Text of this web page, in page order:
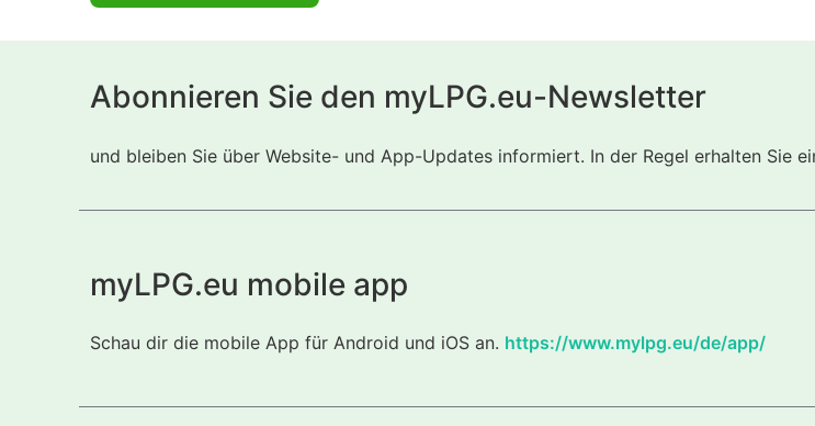
Abonnieren Sie den myLPG.eu-Newsletter
und bleiben Sie über Website- und App-Updates informiert. In der Regel erhalten Sie
myLPG.eu mobile app
Schau dir die mobile App für Android und iOS an. https://www.mylpg.eu/de/app/